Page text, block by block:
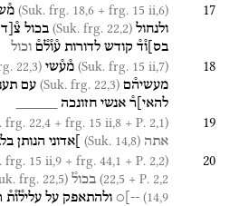
17
(Suk. frg. 18,6 + frg. 15 ii,6)
ולנחול (Suk. frg. 22,2) בכול
בס]ו֯ד֯ קודש לדורות ע֯ו֯ל֯ם֯ וכול
18
(Suk. frg. 15 ii,7) מ֯ע֯שי (Suk. frg. 18,7 + frg. 22,3)
מעשיה֯ם (Suk. frg. 22,3) עם
להאי]ר֯ אנשי חזונכה
19
(Suk. frg. 22,4 + frg. 15 ii,8 + P. 2,1)
אתה (Suk. 14,8) ]אדוני הנותן
20
(Suk. frg. 15 ii,9 + frg. 44,1 + P. 2,2)
22,5 + P. 2,2) בכול֯ (Suk. frg. 22,5)
14,9)
--]○ ולהתאפק על עליל֯ו֯ת֯